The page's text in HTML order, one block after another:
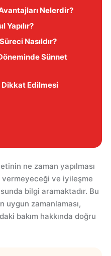
Nelerdir?
Yapılır?
Nasıldır?
Sünnet
Edilmesi
ne zaman yapılması
ve iyileşme
bilgi aramaktadır. Bu
uygun zamanlaması,
bakım hakkında doğru